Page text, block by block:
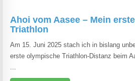
Ahoi vom Aasee – Mein
Triathlon
Am 15. Juni 2025 stach ich in bislang
erste olympische Triathlon-Distanz beim
...